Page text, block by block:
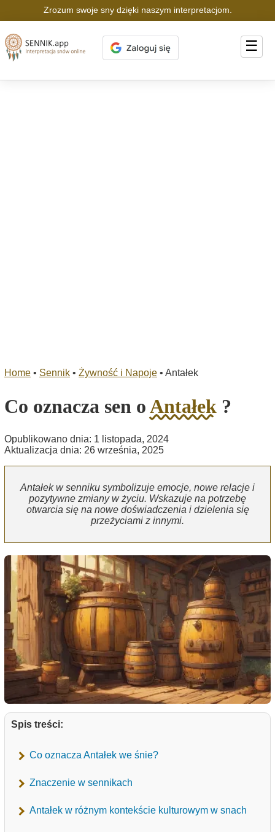
Zrozum swoje sny dzięki naszym interpretacjom.
☰
Home • Sennik • Żywność i Napoje • Antałek
Co oznacza sen oAntałek ?
Opublikowano dnia: 1 listopada, 2024
Aktualizacja dnia: 26 września, 2025
Antałek w senniku symbolizuje emocje, nowe relacje i
pozytywne zmiany w życiu. Wskazuje na potrzebę
otwarcia się na nowe doświadczenia i dzielenia się
przeżyciami z innymi.
Spis treści:
Co oznacza Antałek we śnie?
Znaczenie w sennikach
Antałek w różnym kontekście kulturowym w snach